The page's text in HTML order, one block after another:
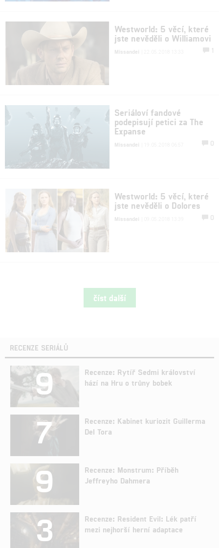
Westworld: 5 věcí, které
jste nevěděli o Williamovi
Missandei 1
Seriáloví fandové
podepisují petici za The
Expanse
Missandei 0
Westworld: 5 věcí, které
jste nevěděli o Dolores
Missandei 0
číst další
RECENZE SERIÁLŮ
9
Recenze: Rytíř Sedmi království
hází na Hru o trůny bobek
7
Recenze: Kabinet kuriozit Guillerma
Del Tora
9
Recenze: Monstrum: Příběh
Jeffreyho Dahmera
3
Recenze: Resident Evil: Lék patří
mezi nejhorší herní adaptace